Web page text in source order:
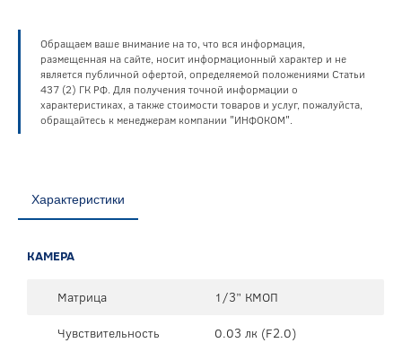
Обращаем ваше внимание на то, что вся информация,
размещенная на сайте, носит информационный характер и не
является публичной офертой, определяемой положениями Статьи
437 (2) ГК РФ. Для получения точной информации о
характеристиках, а также стоимости товаров и услуг, пожалуйста,
обращайтесь к менеджерам компании "ИНФОКОМ".
Характеристики
КАМЕРА
Матрица
1/3” КМОП
Чувствительность
0.03 лк (F2.0)